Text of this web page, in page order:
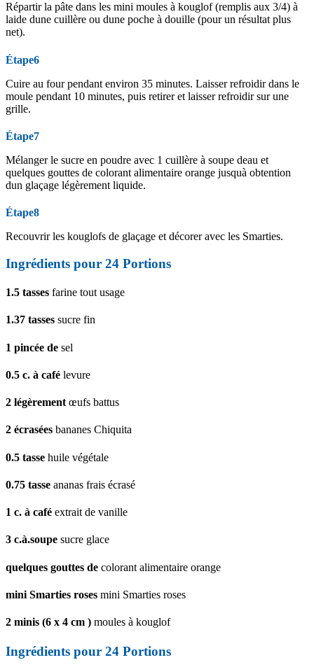
Répartir la pâte dans les mini moules à kouglof (remplis aux 3/4) à
laide dune cuillère ou dune poche à douille (pour un résultat plus
net).
Étape6
Cuire au four pendant environ 35 minutes. Laisser refroidir dans le
moule pendant 10 minutes, puis retirer et laisser refroidir sur une
grille.
Étape7
Mélanger le sucre en poudre avec 1 cuillère à soupe deau et
quelques gouttes de colorant alimentaire orange jusquà obtention
dun glaçage légèrement liquide.
Étape8
Recouvrir les kouglofs de glaçage et décorer avec les Smarties.
Ingrédients pour 24 Portions
1.5 tasses farine tout usage
1.37 tasses sucre fin
1 pincée de sel
0.5 c. à café levure
2 légèrement œufs battus
2 écrasées bananes Chiquita
0.5 tasse huile végétale
0.75 tasse ananas frais écrasé
1 c. à café extrait de vanille
3 c.à.soupe sucre glace
quelques gouttes de colorant alimentaire orange
mini Smarties roses mini Smarties roses
2 minis (6 x 4 cm ) moules à kouglof
Ingrédients pour 24 Portions